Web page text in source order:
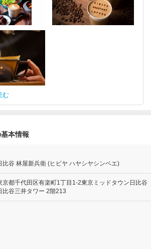
む
本情報
比谷 林屋新兵衛 (ヒビヤ ハヤシヤシンベエ)
京都千代田区有楽町1丁目1-2東京ミッドタウン日比谷
比谷三井タワー 2階213